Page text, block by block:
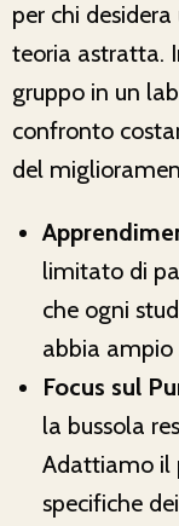
per chi
teoria astratta.
gruppo in un
confronto
del
limitato di
che ogni
abbia ampio
Focus sul
la bussola
Adattiamo il
specifiche